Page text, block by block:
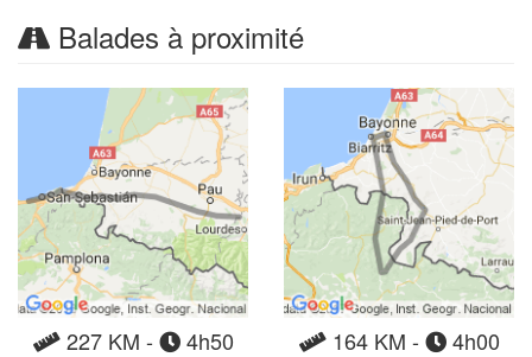
Balades à proximité
227 KM - 4h50 164 KM - 4h00